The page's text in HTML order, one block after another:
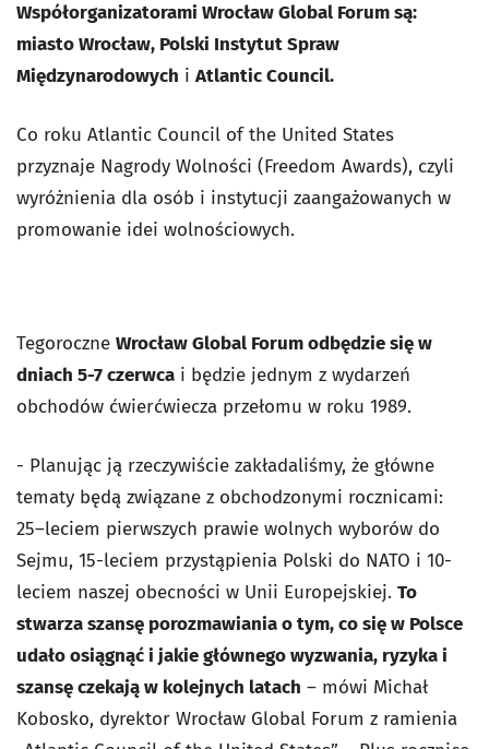
Współorganizatorami Wrocław Global Forum są:
miasto Wrocław, Polski Instytut Spraw
Międzynarodowych i Atlantic Council.
Co roku Atlantic Council of the United States
przyznaje Nagrody Wolności (Freedom Awards), czyli
wyróżnienia dla osób i instytucji zaangażowanych w
promowanie idei wolnościowych.
Tegoroczne Wrocław Global Forum odbędzie się w
dniach 5-7 czerwca i będzie jednym z wydarzeń
obchodów ćwierćwiecza przełomu w roku 1989.
- Planując ją rzeczywiście zakładaliśmy, że główne
tematy będą związane z obchodzonymi rocznicami:
25–leciem pierwszych prawie wolnych wyborów do
Sejmu, 15-leciem przystąpienia Polski do NATO i 10-
leciem naszej obecności w Unii Europejskiej. To
stwarza szansę porozmawiania o tym, co się w Polsce
udało osiągnąć i jakie głównego wyzwania, ryzyka i
szansę czekają w kolejnych latach – mówi Michał
Kobosko, dyrektor Wrocław Global Forum z ramienia